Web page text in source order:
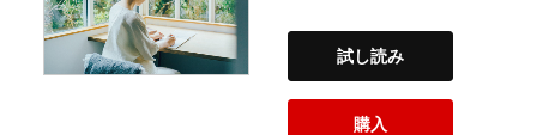
試し読み
購入